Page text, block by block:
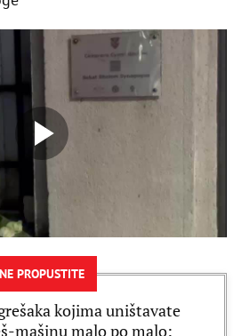
NE PROPUSTITE
kojima uništavate
mašinu malo po malo: